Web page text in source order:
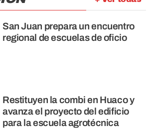
San Juan prepara un encuentro
regional de escuelas de oficio
Restituyen la combi en Huaco y
avanza el proyecto del edificio
para la escuela agrotécnica